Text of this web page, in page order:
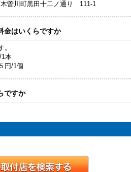
曽川町黒田十二ノ通り 111-1
金はいくらですか
。
1本
円/1個
ですか